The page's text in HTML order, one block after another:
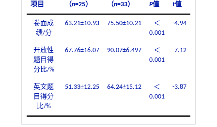
项目
（n=25）
（n=33） P值 t值
卷面成
绩/分
63.21±10.93 75.50±10.21
＜
0.001
-4.94
开放性
题目得
分比/%
67.76±16.07 90.07±6.497
＜
0.001
-7.12
英文题
目得分
比/%
51.33±12.25 64.24±15.12
＜
0.001
-3.87